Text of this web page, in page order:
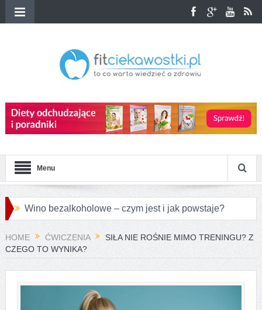
Menu
Wino bezalkoholowe – czym jest i jak powstaje?
Przepisy na różnorodne pierogi azjatyckie
Jakie są największe różnice między konopiami a
Opakowania aluminiowe dla lokali
HOME ĆWICZENIA
SIŁA NIE ROŚNIE MIMO TRENINGU? Z
CZEGO TO WYNIKA?